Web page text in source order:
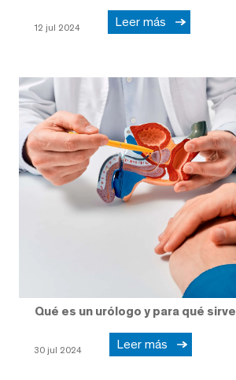
12 jul 2024 Leer más
Qué es un urólogo y para qué sirve
30 jul 2024 Leer más